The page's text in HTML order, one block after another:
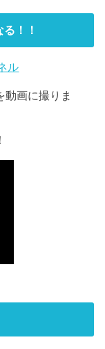
！！
ル
動画に撮りま